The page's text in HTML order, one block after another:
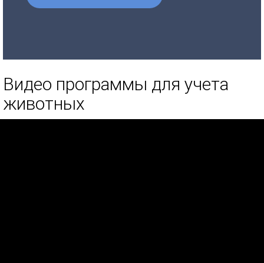
Видео программы для учета
животных